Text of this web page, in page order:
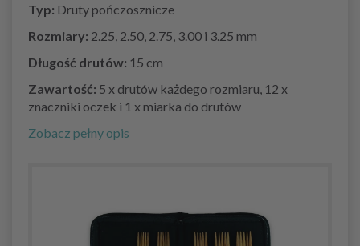
Typ: Druty pończosznicze
Rozmiary: 2.25, 2.50, 2.75, 3.00 i 3.25 mm
Długość drutów: 15 cm
Zawartość: 5 x drutów każdego rozmiaru, 12 x
znaczniki oczek i 1 x miarka do drutów
Zobacz pełny opis